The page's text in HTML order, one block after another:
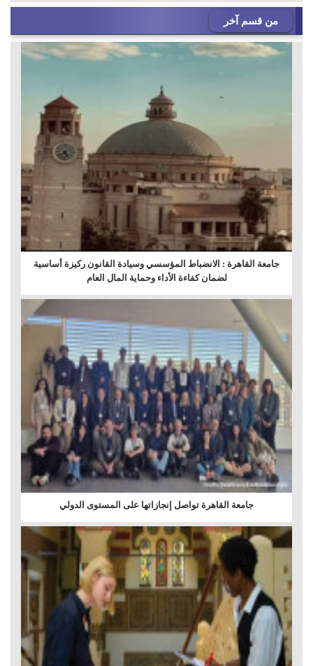
من قسم آخر
جامعة القاهرة : الانضباط المؤسسي وسيادة القانون ركيزة أساسية
لضمان كفاءة الأداء وحماية المال العام
جامعة القاهرة تواصل إنجازاتها على المستوى الدولي